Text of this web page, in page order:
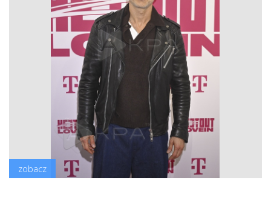
zobacz